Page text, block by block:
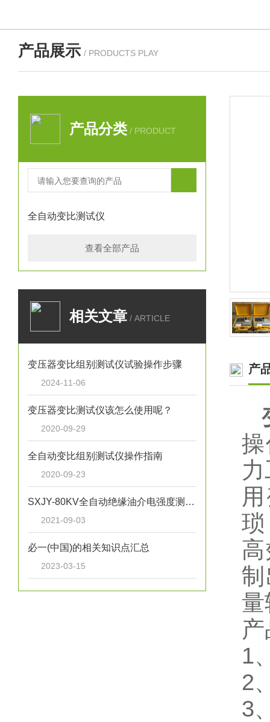
产品展示 / PRODUCTS PLAY
产品分类 / PRODUCT
全自动变比测试仪
查看全部产品
相关文章 / ARTICLE
变压器变比组别测试仪试验操作步骤
2024-11-06
变压器变比测试仪该怎么使用呢？
2020-09-29
全自动变比组别测试仪操作指南
2020-09-23
SXJY-80KV全自动绝缘油介电强度测试仪基本原理
2021-09-03
必一(中国)的相关知识点汇总
2023-03-15
产
量
1
2
3